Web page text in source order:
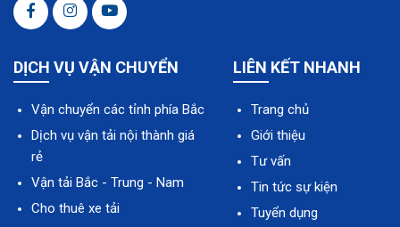
DỊCH VỤ VẬN CHUYỂN
Vận chuyển các tỉnh phía Bắc
Dịch vụ vận tải nội thành giá
rẻ
Vận tải Bắc - Trung - Nam
Cho thuê xe tải
LIÊN KẾT NHANH
Trang chủ
Giới thiệu
Tư vấn
Tin tức sự kiện
Tuyển dụng